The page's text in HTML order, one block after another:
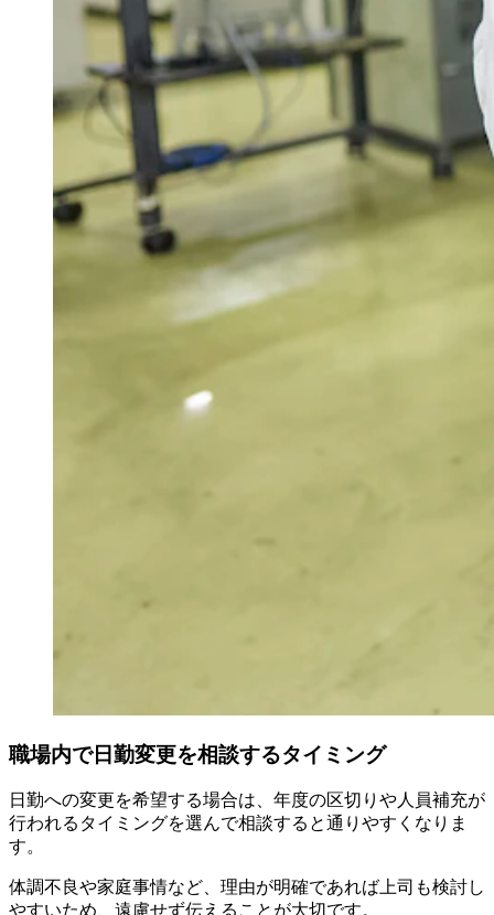
職場内で日勤変更を相談するタイミング
日勤への変更を希望する場合は、年度の区切りや人員補充が
行われるタイミングを選んで相談すると通りやすくなりま
す。
体調不良や家庭事情など、理由が明確であれば上司も検討し
やすいため、遠慮せず伝えることが大切です。